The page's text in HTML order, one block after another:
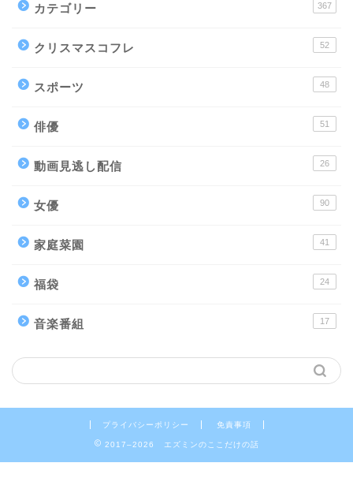
カテゴリー 367
クリスマスコフレ 52
スポーツ 48
俳優 51
動画見逃し配信 26
女優 90
家庭菜園 41
福袋 24
音楽番組 17
プライバシーポリシー 免責事項
2017–2026 エズミンのここだけの話